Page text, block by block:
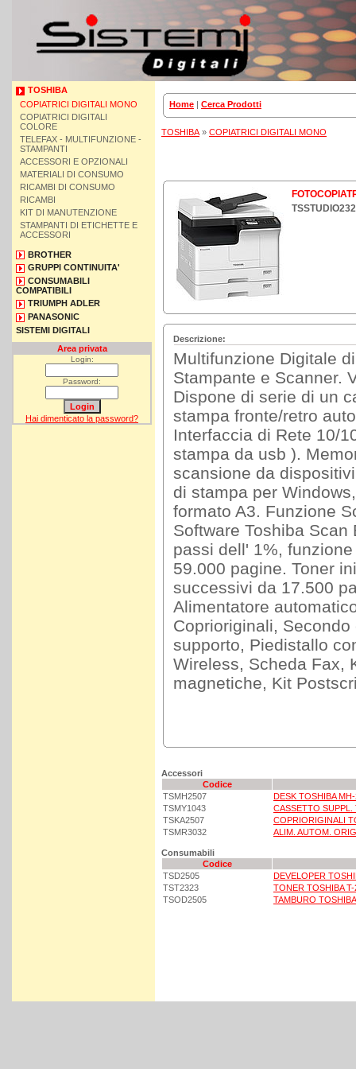
TOSHIBA
COPIATRICI DIGITALI MONO
COPIATRICI DIGITALI
COLORE
TELEFAX - MULTIFUNZIONE -
STAMPANTI
ACCESSORI E OPZIONALI
MATERIALI DI CONSUMO
RICAMBI DI CONSUMO
RICAMBI
KIT DI MANUTENZIONE
STAMPANTI DI ETICHETTE E
ACCESSORI
BROTHER
GRUPPI CONTINUITA'
CONSUMABILI
COMPATIBILI
TRIUMPH ADLER
PANASONIC
SISTEMI DIGITALI
Area privata
Login:
Password:
Hai dimenticato la password?
Home | Cerca Prodotti
TOSHIBA » COPIATRICI DIGITALI MONO
Descrizione:
Multifunzione Digitale
Stampante e Scanner.
Dispone di serie di un
stampa fronte/retro
Interfaccia di Rete 10/
stampa da usb ).
scansione da
di stampa per
formato A3. Funzione
Software Toshiba
passi dell' 1%,
59.000 pagine. Toner
successivi da 17.500
Alimentatore
Coprioriginali,
supporto, Piedistallo
Wireless, Scheda Fax,
magnetiche, Kit
Accessori
Codice
TSMH2507
DESK TOSHIBA
TSMY1043
CASSETTO SUPPL.
TSKA2507
COPRIORIGINALI
TSMR3032
ALIM. AUTOM.
Consumabili
Codice
TSD2505
DEVELOPER
TST2323
TONER TOSHIBA T-
TSOD2505
TAMBURO